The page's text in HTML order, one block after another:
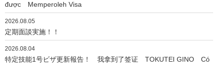
ン
được Memperoleh Visa
2026.08.05
定期面談実施！！
2026.08.04
特定技能1号ビザ更新報告！ 我拿到了签证 TOKUTEI GINO Có